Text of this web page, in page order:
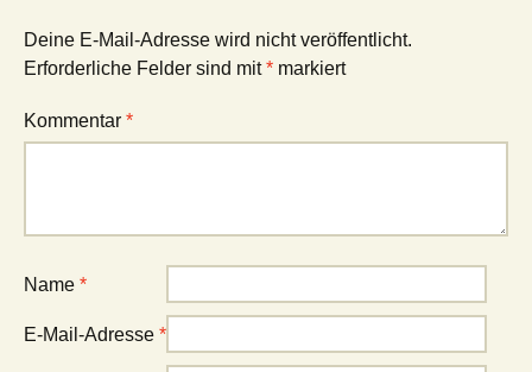
Deine E-Mail-Adresse wird nicht veröffentlicht.
Erforderliche Felder sind mit* markiert
Kommentar *
Name *
E-Mail-Adresse *